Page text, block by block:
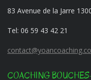
83 Avenue de la Jarre
Tel: 06 59 43 42 21
COACHING